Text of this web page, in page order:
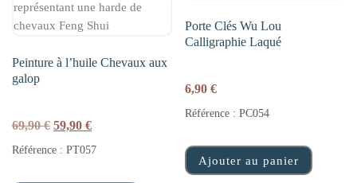
Peinture à l’huile Chevaux aux
galop
69,90€ Le prix initial était : 69,90 €.
59,90 €Le prix actuel est : 59,90 €.
Référence : PT057
Porte Clés Wu Lou
Calligraphie Laqué
6,90€
Référence : PC054
Ajouter au panier